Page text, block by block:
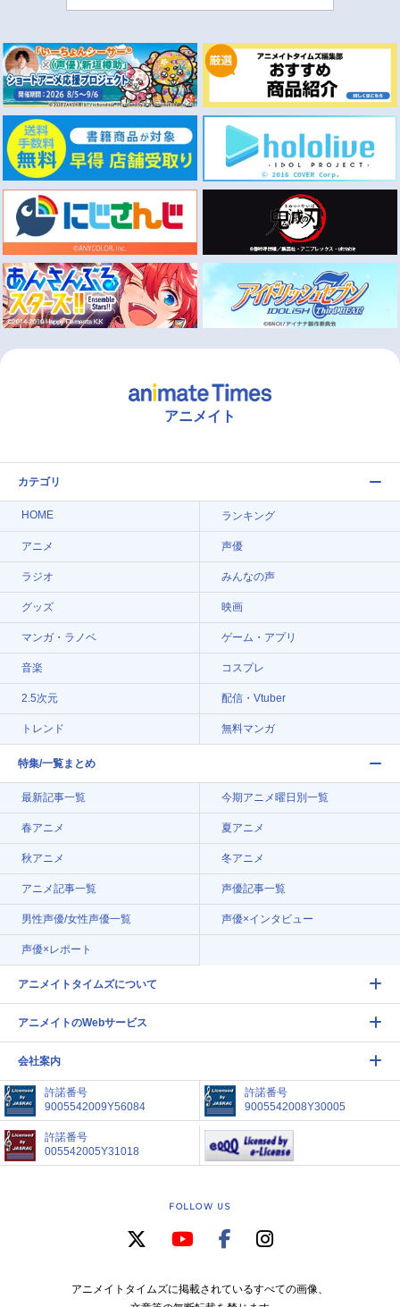
アニメイト
カテゴリ
HOME ランキング
アニメ 声優
ラジオ みんなの声
グッズ 映画
マンガ・ラノベ ゲーム・アプリ
音楽 コスプレ
2.5次元 配信・Vtuber
トレンド 無料マンガ
特集/一覧まとめ
最新記事一覧 今期アニメ曜日別一覧
春アニメ 夏アニメ
秋アニメ 冬アニメ
アニメ記事一覧 声優記事一覧
男性声優/女性声優一覧 声優×インタビュー
声優×レポート
アニメイトタイムズについて
アニメイトのWebサービス
会社案内
許諾番号
9005542009Y56084
許諾番号
9005542008Y30005
許諾番号
005542005Y31018
FOLLOW US
アニメイトタイムズに掲載されているすべての画像、